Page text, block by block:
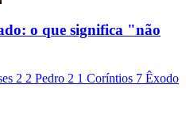
o que significa "não
2 2 Pedro 2 1 Coríntios 7 Êxodo